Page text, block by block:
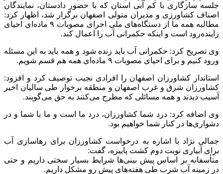
جلسه سازگاری با کم آبی استان که با حضور دادستان، نمایندگان
اصناف کشاورزی و مدیران متولی اصفهان برگزار شد، اظهار کرد:
مطالبه همه ما از دستگاه‌های ملی اجرای مصوبات ۹ ماده‌ای احیای
زاینده‌رود است و اینکه حکمرانی آب را اعمال کند.
وی تصریح کرد: حکمرانی آب باید زنده شود و همه باید به این مسئله
ورود کنیم و برای احیای مصوبات ۹ ماده‌ای همه هم قسم شویم.‌
استاندار کشاورزان اصفهان را افرادی نجیب توصیف کرد و افزود:
کشاورزان شرق و غرب اصفهان و منطقه برخوار
طی سالیان اخیر
آسیب دیدند و همه مسائلی که مطرح می‌کنند به حق می‌گویند.
وی اضافه کرد: درد شما کشاورزان، درد ما است و ما با شما و در
دشواری‌ها در کنار شما خواهیم بود.
جمالی نژاد با اشاره به درخواست کشاورزان برای رهاسازی آب
برای آبیاری نوبت دوم کشت پاییزه، گفت:
متأسفانه بر اساس پیش بینی‌ها شرایط بسیار سختی داریم و حتی
در زمینه آب شرب طی هفته‌های پیش رو مشکل داریم.